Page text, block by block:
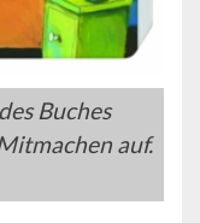
Buches
auf.